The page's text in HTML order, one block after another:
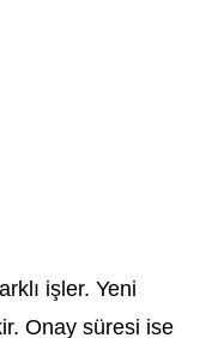
işler. Yeni
Onay süresi ise